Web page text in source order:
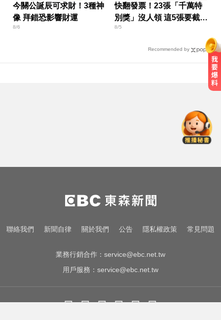
今關公誕辰可求財！3種神
像 拜錯恐影響財運
8/6
快翻發票！23張「千萬特
別獎」沒人領 這5張要截止
兌獎了
8/5
Recommended by
「玉山人壽」
才宣佈停播一週！網紅「肥大叔」
突離世 團隊發聲證實
愛玩車／帕加尼螺絲超貴 可買保時
聯絡我們 新聞自律 關於我們 公告 隱私權政策 常見問題
業務行銷合作： service@ebc.net.tw
用戶服務： service@ebc.net.tw